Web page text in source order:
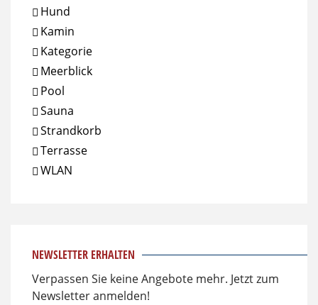
Hund
Kamin
Kategorie
Meerblick
Pool
Sauna
Strandkorb
Terrasse
WLAN
NEWSLETTER ERHALTEN
Verpassen Sie keine Angebote mehr. Jetzt zum
Newsletter anmelden!